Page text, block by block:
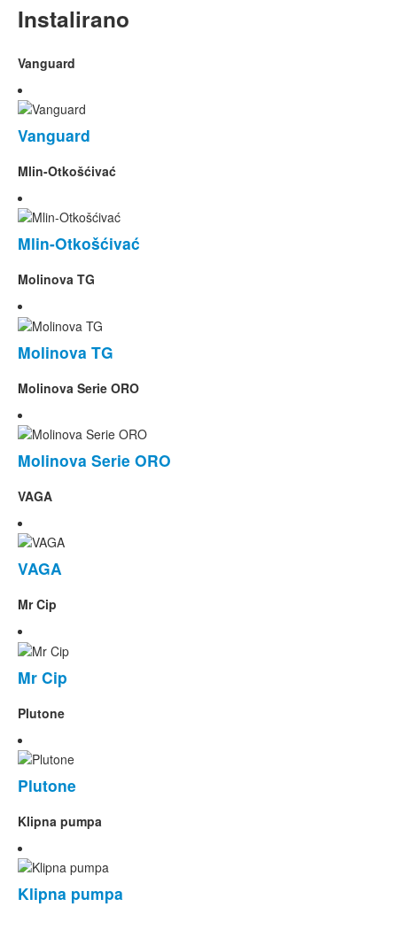
Instalirano
Vanguard
Vanguard
Mlin-Otkošćivać
Mlin-Otkošćivać
Molinova TG
Molinova TG
Molinova Serie ORO
Molinova Serie ORO
VAGA
VAGA
Mr Cip
Mr Cip
Plutone
Plutone
Klipna pumpa
Klipna pumpa